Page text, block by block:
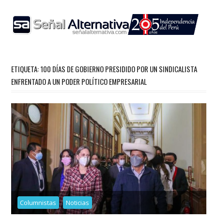
content
ETIQUETA:100 DÍAS DE GOBIERNO PRESIDIDO POR UN SINDICALISTA
ENFRENTADO A UN PODER POLÍTICO EMPRESARIAL
Columnistas Noticias